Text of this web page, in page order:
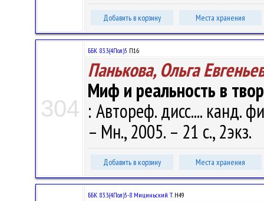
Добавить в корзину Места хранения
304
ББК 83.3(4Пол)5 П16
Панькова, Ольга
Миф и реальность в
: Автореф. дисс.... канд.
– Мн., 2005. – 21 с., 2экз.
Добавить в корзину Места хранения
ББК 83.3(4Пол)5-8 Мициньский Т.Н49